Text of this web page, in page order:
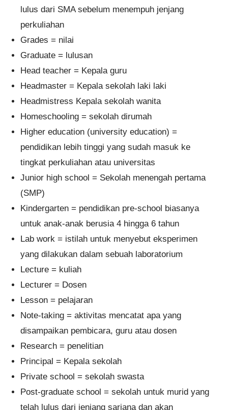
lulus dari SMA sebelum menempuh jenjang
perkuliahan
Grades = nilai
Graduate = lulusan
Head teacher = Kepala guru
Headmaster = Kepala sekolah laki laki
Headmistress Kepala sekolah wanita
Homeschooling = sekolah dirumah
Higher education (university education) =
pendidikan lebih tinggi yang sudah masuk ke
tingkat perkuliahan atau universitas
Junior high school = Sekolah menengah pertama
(SMP)
Kindergarten = pendidikan pre-school biasanya
untuk anak-anak berusia 4 hingga 6 tahun
Lab work = istilah untuk menyebut eksperimen
yang dilakukan dalam sebuah laboratorium
Lecture = kuliah
Lecturer = Dosen
Lesson = pelajaran
Note-taking = aktivitas mencatat apa yang
disampaikan pembicara, guru atau dosen
Research = penelitian
Principal = Kepala sekolah
Private school = sekolah swasta
Post-graduate school = sekolah untuk murid yang
telah lulus dari jenjang sarjana dan akan